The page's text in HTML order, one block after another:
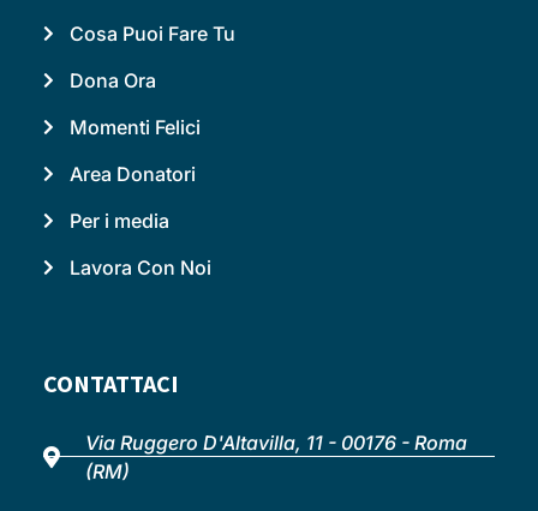
Cosa Puoi Fare Tu
Dona Ora
Momenti Felici
Area Donatori
Per i media
Lavora Con Noi
CONTATTACI
Via Ruggero D'Altavilla, 11 - 00176 - Roma
(RM)